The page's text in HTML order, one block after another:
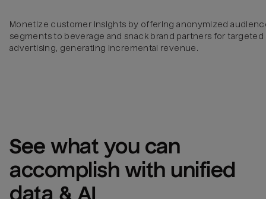
Monetize customer insights by offering anonymized
segments to beverage and snack brand partners for targeted
advertising, generating incremental revenue.
See what you can
accomplish with unified
data & AI